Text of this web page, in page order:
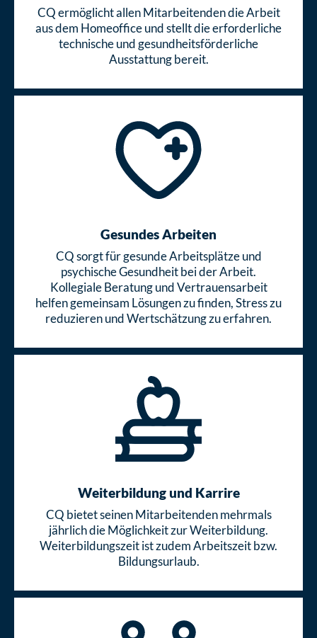
CQ ermöglicht allen Mitarbeitenden die Arbeit
aus dem Homeoffice und stellt die erforderliche
technische und gesundheitsförderliche
Ausstattung bereit.
Gesundes Arbeiten
CQ sorgt für gesunde Arbeitsplätze und
psychische Gesundheit bei der Arbeit.
Kollegiale Beratung und Vertrauensarbeit
helfen gemeinsam Lösungen zu finden, Stress zu
reduzieren und Wertschätzung zu erfahren.
Weiterbildung und Karrire
CQ bietet seinen Mitarbeitenden mehrmals
jährlich die Möglichkeit zur Weiterbildung.
Weiterbildungszeit ist zudem Arbeitszeit bzw.
Bildungsurlaub.